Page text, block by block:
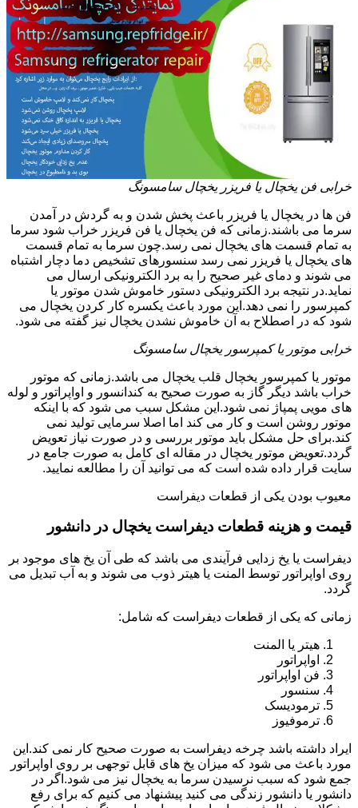
خرابی فن یخچال یا فریزر یخچال سامسونگ
فن ها در یخچال یا فریزر باعث پخش شدن و به گردش در آمدن
سرما می باشند.زمانی که فن یخچال یا فن فریزر خراب شود سرما
به تمام قسمت های یخچال نمی رسد.چون سرما به تمام قسمت
های یخچال یا فریزر نمی رسد سنسورهای تشخیص دما دچار اشتباه
می شوند و دمای غیر صحیح را به برد الکترونیکی ارسال می
نماید.در نتیجه برد الکترونیکی دستور خاموش شدن موتور یا
کمپرسور را نمی دهد.این مورد باعث یکسره کار کردن یخچال می
شود که در اصطلاح به آن خاموش نشدن یخچال نیز گفته می شود.
خرابی موتور یا کمپرسور یخچال سامسونگ
موتور یا کمپرسور یخچال قلب یخچال می باشد.زمانی که موتور
خراب باشد دیگر گاز به صورت صحیح به کندانسور و اواپراتور و لوله
های مویی پمپاژ نمی شود.این مشکل سبب می شود که با اینکه
موتور روشن است و کار می کند اما اصلا سرمایی تولید نمی
کند.برای حل مشکل باید موتور بررسی و در صورت نیاز تعویض
گردد.تعویض موتور یخچال در مقاله ای کامل به صورت جامع در
سایت قرار داده شده است که می توانید آن را مطالعه نمایید.
معیوب بودن یکی از قطعات دیفراست
قیمت و هزینه قطعات دیفراست یخچال در دانشور
دیفراست یا یخ زدایی فرآیندی می باشد که طی آن یخ های موجود بر
روی اواپراتور توسط المنت یا هیتر ذوب می شوند و به آب تبدیل می
گردد.
زمانی که یکی از قطعات دیفراست که شامل:
هیتر یا المنت
اواپراتور
فن اواپراتور
سنسور
ترمودیسک
ترموفیوز
ایراد داشته باشد چرخه دیفراست به صورت صحیح کار نمی کند.این
مورد باعث می شود که میزان یخ های قابل توجهی بر روی اواپراتور
جمع شود که سبب نرسیدن سرما به یخچال نیز می شود.اگر در
دانشور یا دانشور زندگی می کنید پیشنهاد می کنیم که برای رفع